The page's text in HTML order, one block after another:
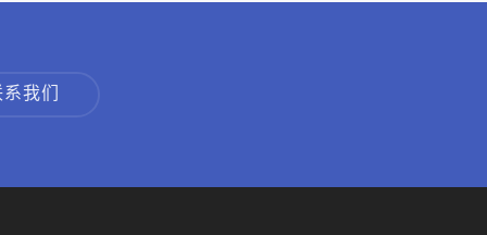
我们